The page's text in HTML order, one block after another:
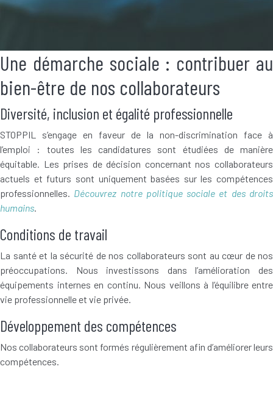
Une démarche sociale : contribuer au
bien-être de nos collaborateurs
Diversité, inclusion et égalité professionnelle
STOPPIL s’engage en faveur de la non-discrimination face à
l’emploi : toutes les candidatures sont étudiées de manière
équitable. Les prises de décision concernant nos collaborateurs
actuels et futurs sont uniquement basées sur les compétences
professionnelles. Découvrez notre politique sociale et des droits
humains.
Conditions de travail
La santé et la sécurité de nos collaborateurs sont au cœur de nos
préoccupations. Nous investissons dans l’amélioration des
équipements internes en continu. Nous veillons à l’équilibre entre
vie professionnelle et vie privée.
Développement des compétences
Nos collaborateurs sont formés régulièrement afin d’améliorer leurs
compétences.